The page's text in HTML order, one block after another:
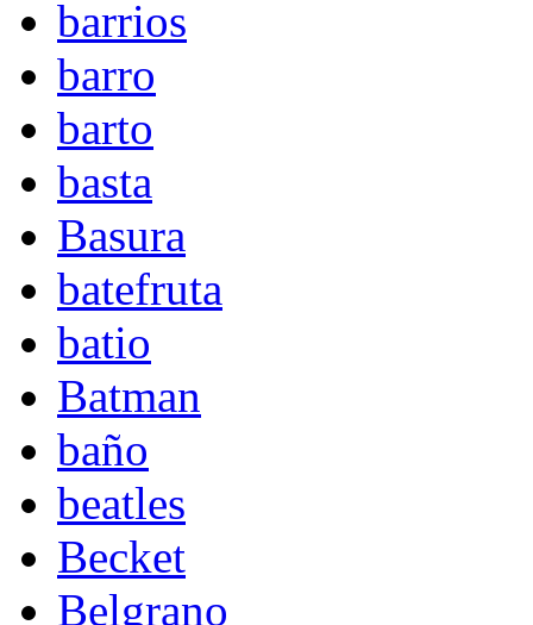
barrios
barro
barto
basta
Basura
batefruta
batio
Batman
baño
beatles
Becket
Belgrano